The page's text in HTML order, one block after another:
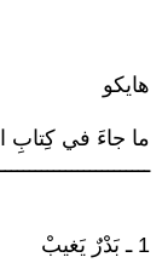
هايكو
ما جاءَ في كِتابِ
1 ـ بَدْرٌ يَغيبْ